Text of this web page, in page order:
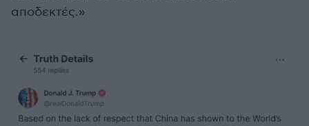
αποδεκτές.»